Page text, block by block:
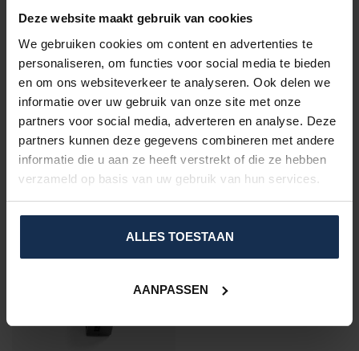
Deze website maakt gebruik van cookies
We gebruiken cookies om content en advertenties te
personaliseren, om functies voor social media te bieden
en om ons websiteverkeer te analyseren. Ook delen we
informatie over uw gebruik van onze site met onze
partners voor social media, adverteren en analyse. Deze
partners kunnen deze gegevens combineren met andere
informatie die u aan ze heeft verstrekt of die ze hebben
verzameld op basis van uw gebruik van hun services.
ALLES TOESTAAN
AANPASSEN
Edition | USB-C
Op voorraad
VRAGEN OVER DIT PRODUCT?
Of heeft u hulp nodig bij het bestelproces?
Neem dan contact op met één van onze
specialisten via support@comfort-producten.be
of 038 08 18 78
RECENT BEKEKEN